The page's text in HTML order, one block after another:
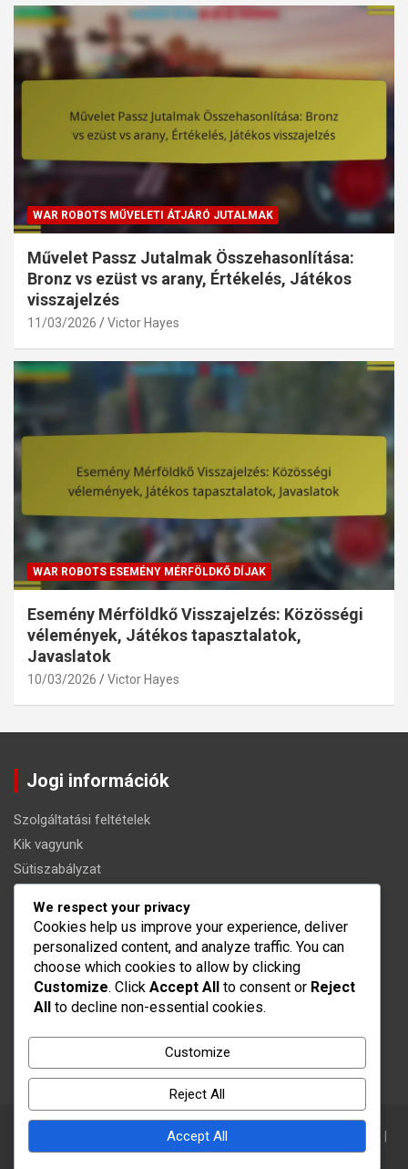
WAR ROBOTS MŰVELETI ÁTJÁRÓ JUTALMAK
Művelet Passz Jutalmak Összehasonlítása:
Bronz vs ezüst vs arany, Értékelés, Játékos
visszajelzés
11/03/2026 Victor Hayes
WAR ROBOTS ESEMÉNY MÉRFÖLDKŐ DÍJAK
Esemény Mérföldkő Visszajelzés: Közösségi
vélemények, Játékos tapasztalatok,
Javaslatok
10/03/2026 Victor Hayes
Jogi információk
Szolgáltatási feltételek
Kik vagyunk
Sütiszabályzat
Az Ön adatvédelme
Kategóriák
War Robots Esemény Mérföldkő Díjak
War Robots promóciós kódok
felegyhazitv.hu
We respect your privacy
Cookies help us improve your experience, deliver
personalized content, and analyze traffic. You can
choose which cookies to allow by clicking
Customize. Click Accept All to consent or Reject
All to decline non-essential cookies.
Customize
Reject All
Accept All